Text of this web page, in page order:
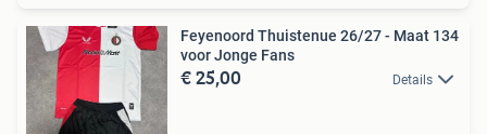
Feyenoord Thuistenue 26/27 - Maat 134
voor Jonge Fans
€ 25,00 Details